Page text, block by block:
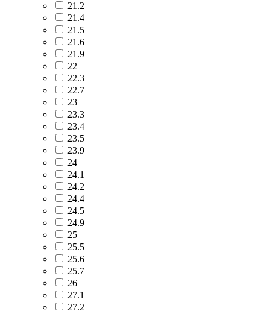
21.2
21.4
21.5
21.6
21.9
22
22.3
22.7
23
23.3
23.4
23.5
23.9
24
24.1
24.2
24.4
24.5
24.9
25
25.5
25.6
25.7
26
27.1
27.2